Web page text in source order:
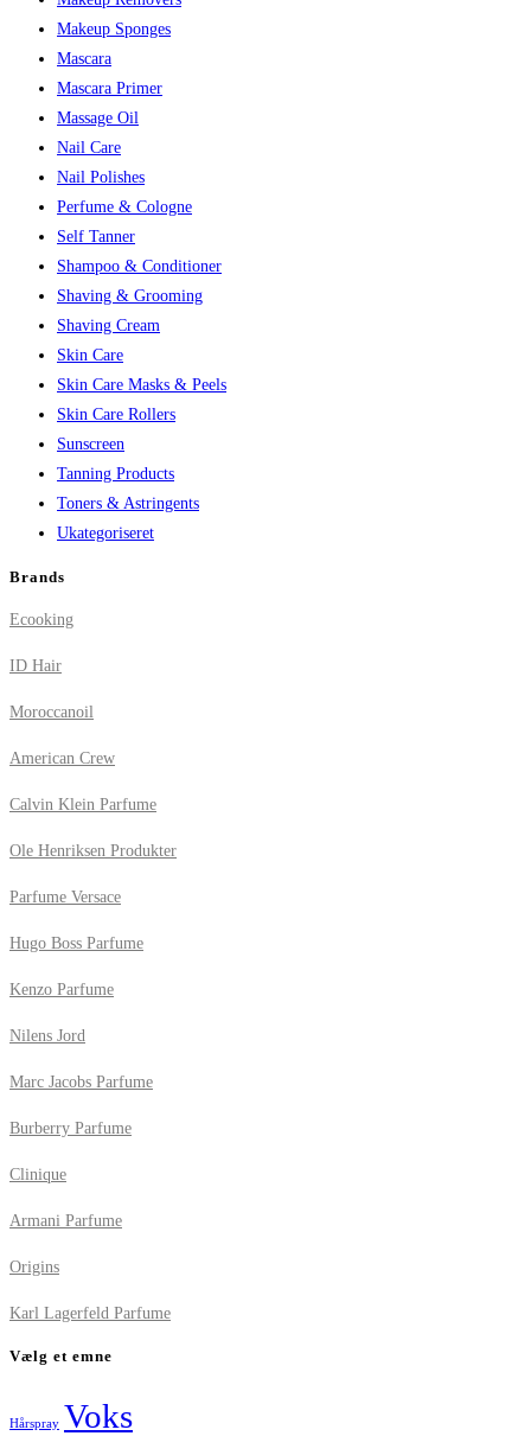
Makeup Sponges
Mascara
Mascara Primer
Massage Oil
Nail Care
Nail Polishes
Perfume & Cologne
Self Tanner
Shampoo & Conditioner
Shaving & Grooming
Shaving Cream
Skin Care
Skin Care Masks & Peels
Skin Care Rollers
Sunscreen
Tanning Products
Toners & Astringents
Ukategoriseret
Brands
Ecooking
ID Hair
Moroccanoil
American Crew
Calvin Klein Parfume
Ole Henriksen Produkter
Parfume Versace
Hugo Boss Parfume
Kenzo Parfume
Nilens Jord
Marc Jacobs Parfume
Burberry Parfume
Clinique
Armani Parfume
Origins
Karl Lagerfeld Parfume
Vælg et emne
Hårspray Voks